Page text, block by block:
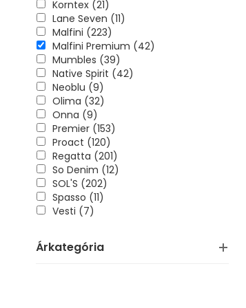
Korntex (21)
Lane Seven (11)
Malfini (223)
Malfini Premium (42)
Mumbles (39)
Native Spirit (42)
Neoblu (9)
Olima (32)
Onna (9)
Premier (153)
Proact (120)
Regatta (201)
So Denim (12)
SOL'S (202)
Spasso (11)
Vesti (7)
Árkategória